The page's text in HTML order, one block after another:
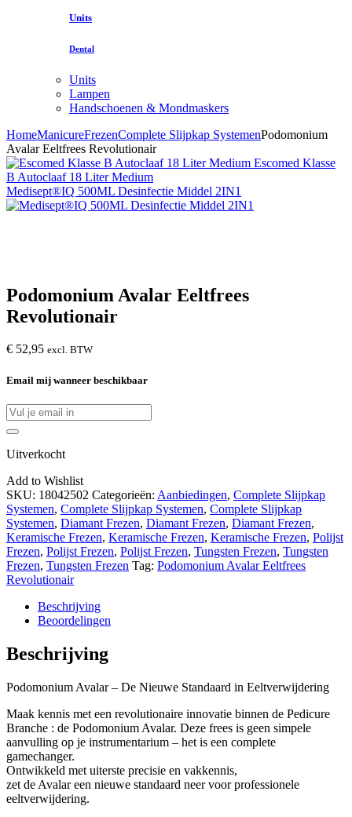
Units
Dental
Units
Lampen
Handschoenen & Mondmaskers
HomeManicureFrezenComplete Slijpkap SystemenPodomonium
Avalar Eeltfrees Revolutionair
Escomed Klasse
B Autoclaaf 18 Liter Medium
Medisept®IQ 500ML Desinfectie Middel 2IN1
Podomonium Avalar Eeltfrees
Revolutionair
€ 52,95 excl. BTW
Email mij wanneer beschikbaar
Uitverkocht
Add to Wishlist
SKU: 18042502 Categorieën: Aanbiedingen, Complete Slijpkap
Systemen, Complete Slijpkap Systemen, Complete Slijpkap
Systemen, Diamant Frezen, Diamant Frezen, Diamant Frezen,
Keramische Frezen, Keramische Frezen, Keramische Frezen, Polijst
Frezen, Polijst Frezen, Polijst Frezen, Tungsten Frezen, Tungsten
Frezen, Tungsten Frezen Tag: Podomonium Avalar Eeltfrees
Revolutionair
Beschrijving
Beoordelingen
Beschrijving
Podomonium Avalar – De Nieuwe Standaard in Eeltverwijdering
Maak kennis met een revolutionaire innovatie binnen de Pedicure
Branche : de Podomonium Avalar. Deze frees is geen simpele
aanvulling op je instrumentarium – het is een complete
gamechanger.
Ontwikkeld met uiterste precisie en vakkennis,
zet de Avalar een nieuwe standaard neer voor professionele
eeltverwijdering.